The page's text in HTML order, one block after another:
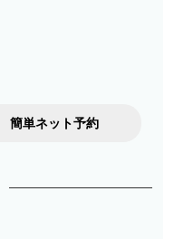
簡単ネット予約